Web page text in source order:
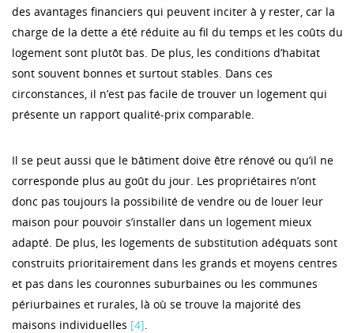
des avantages financiers qui peuvent inciter à y rester, car la
charge de la dette a été réduite au fil du temps et les coûts du
logement sont plutôt bas. De plus, les conditions d’habitat
sont souvent bonnes et surtout stables. Dans ces
circonstances, il n’est pas facile de trouver un logement qui
présente un rapport qualité-prix comparable.
Il se peut aussi que le bâtiment doive être rénové ou qu’il ne
corresponde plus au goût du jour. Les propriétaires n’ont
donc pas toujours la possibilité de vendre ou de louer leur
maison pour pouvoir s’installer dans un logement mieux
adapté. De plus, les logements de substitution adéquats sont
construits prioritairement dans les grands et moyens centres
et pas dans les couronnes suburbaines ou les communes
périurbaines et rurales, là où se trouve la majorité des
maisons individuelles [4].